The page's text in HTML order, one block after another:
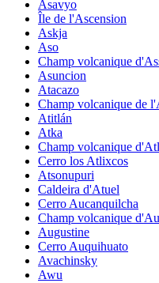
Asavyo
Île de l'Ascension
Askja
Aso
Champ volcanique
Asuncion
Atacazo
Champ volcanique de
Atitlán
Atka
Champ volcanique
Cerro los Atlixcos
Atsonupuri
Caldeira d'Atuel
Cerro Aucanquilcha
Champ volcanique
Augustine
Cerro Auquihuato
Avachinsky
Awu